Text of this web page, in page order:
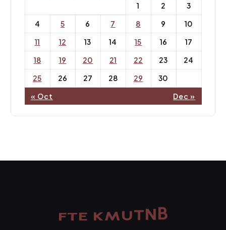
1
2
3
4
5 6 7 8 9
10
11
12 13 14 15 16
17
18
19 20 21 22 23
24
25
26 27 28 29 30
« Oct Dec »
FTEKM U T NB